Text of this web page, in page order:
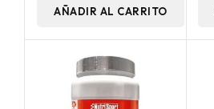
AÑADIR AL CARRITO